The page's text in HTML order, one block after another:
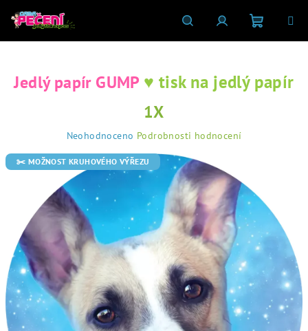
HledatPřihlášeníNákupní
košík
Jedlý papír GUMP ♥ tisk na jedlý papír
1X
produktu
hvězdiček.
Neohodnoceno Podrobnosti hodnocení
✂️ MOŽNOST KRUHOVÉHO VÝŘEZU